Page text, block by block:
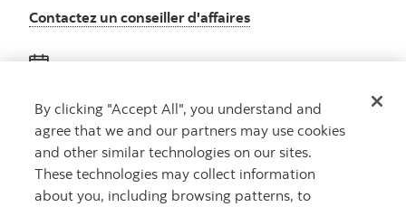
Contactez un conseiller d'affaires
Obtenez des conseils
Rencontrez un conseiller
Prenez rendez-vous
By clicking "Accept All", you understand and
agree that we and our partners may use cookies
and other similar technologies on our sites.
These technologies may collect information
about you, including browsing patterns, to